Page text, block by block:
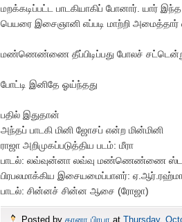
மறக்கடிப்பட்ட பாடகியாகிப் போனார். யார்
பெயரை இசைஞானி எப்படி மாற்றி அமைத்தார்
மண்ணெண்ணை தீப்பிடிப்பது போலச்
போட்டி இனிதே ஓய்ந்தது
பதில் இதுதான்
அந்தப் பாடகி மினி ஜோசப் என்ற மின்மினி
ராஜா அறிமுகப்படுத்திய படம்: மீரா
பாடல்: லவ்வுன்னா லவ்வு மண்ணெண்ணை
பிரபலமாக்கிய இசையமைப்பாளர்:
பாடல்: சின்னச் சின்ன ஆசை (ரோஜா)
Posted by கானா பிரபா at Thursday,